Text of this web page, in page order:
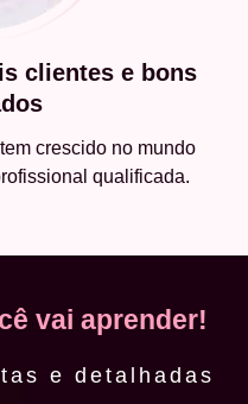
clientes e bons
crescido no mundo
qualificada.
vai aprender!
e detalhadas